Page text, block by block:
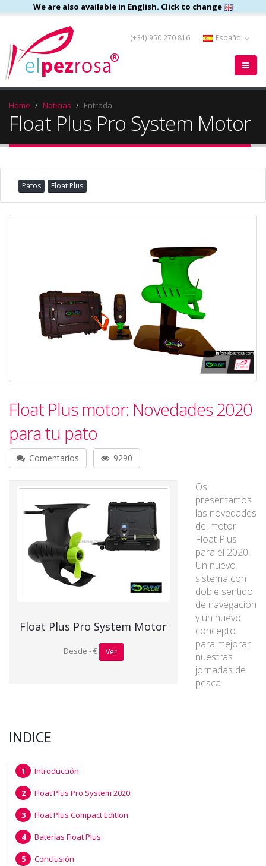
We are also available in English. Click to change
(+34) 950 270 816 Español
Home Noticias Entrada
Float Plus Pro System Motor
Patos Float Plus
Float Plus motor: Novedades 2020
para tu pato
Comentarios 9290
Float Plus Pro System Motor
Desde - € Ver
Os
presentamos
las novedades
del motor
Float Plus
para el 2020.
Un nuevo
sistema con
doble sentido
de navegación
y un nuevo
concepto
para mejorar
nuestras
jornadas de
pesca.
INDICE
Introducción
Float Plus Pro System 2020
Float Plus Compact Edition
Baterías Float Plus
Conclusión